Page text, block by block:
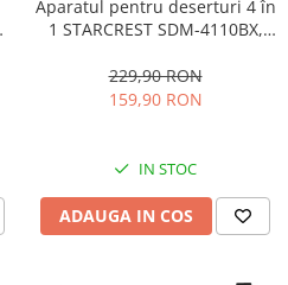
Aparatul pentru deserturi 4 în
1 STARCREST SDM-4110BX,
invelis ceramic pentru vafe,
nuci, gogosi si smile
229,90 RON
159,90 RON
IN STOC
ADAUGA IN COS